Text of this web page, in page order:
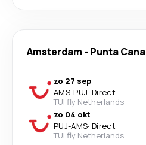
Amsterdam - Punta Cana
zo 27 sep
AMS-PUJ· Direct
TUI fly Netherlands
zo 04 okt
PUJ-AMS· Direct
TUI fly Netherlands